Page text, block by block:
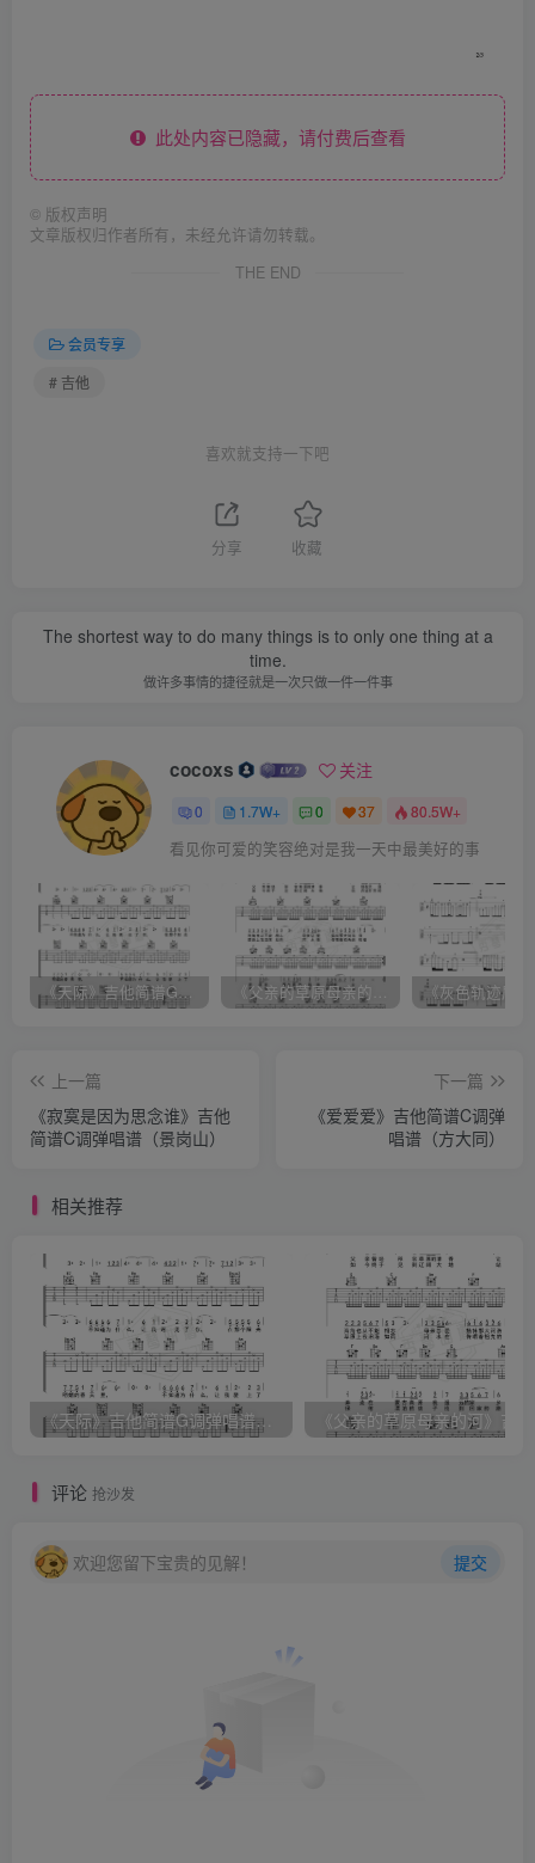
此处内容已隐藏，请付费后查看
© 版权声明
文章版权归作者所有，未经允许请勿转载。
THE END
会员专享
# 吉他
喜欢就支持一下吧
分享 收藏
The shortest way to do many things is to only one thing at a
time.
做许多事情的捷径就是一次只做一件一件事
cocoxs 关注
0 1.7W+ 0 37 80.5W+
看见你可爱的笑容绝对是我一天中最美好的事
《天际》吉他简谱G调弹唱谱（姜玉阳） 《父亲的草原母亲的河》吉他简谱C调弹唱谱（腾格尔）
上一篇
《寂寞是因为思念谁》吉他
简谱C调弹唱谱（景岗山）
下一篇
《爱爱爱》吉他简谱C调弹
唱谱（方大同）
相关推荐
《天际》吉他简谱G调弹唱谱（姜玉阳）
评论 抢沙发
欢迎您留下宝贵的见解！ 提交